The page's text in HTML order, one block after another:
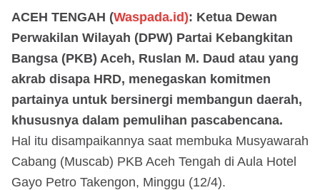
ACEH TENGAH (Waspada.id): Ketua Dewan
Perwakilan Wilayah (DPW) Partai Kebangkitan
Bangsa (PKB) Aceh, Ruslan M. Daud atau yang
akrab disapa HRD, menegaskan komitmen
partainya untuk bersinergi membangun daerah,
khususnya dalam pemulihan pascabencana.
Hal itu disampaikannya saat membuka Musyawarah
Cabang (Muscab) PKB Aceh Tengah di Aula Hotel
Gayo Petro Takengon, Minggu (12/4).